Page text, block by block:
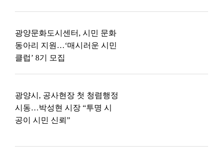
광양문화도시센터, 시민 문화
동아리 지원…‘매시러운 시민
클럽’ 8기 모집
광양시, 공사현장 첫 청렴행정
시동…박성현 시장 “투명 시
공이 시민 신뢰”